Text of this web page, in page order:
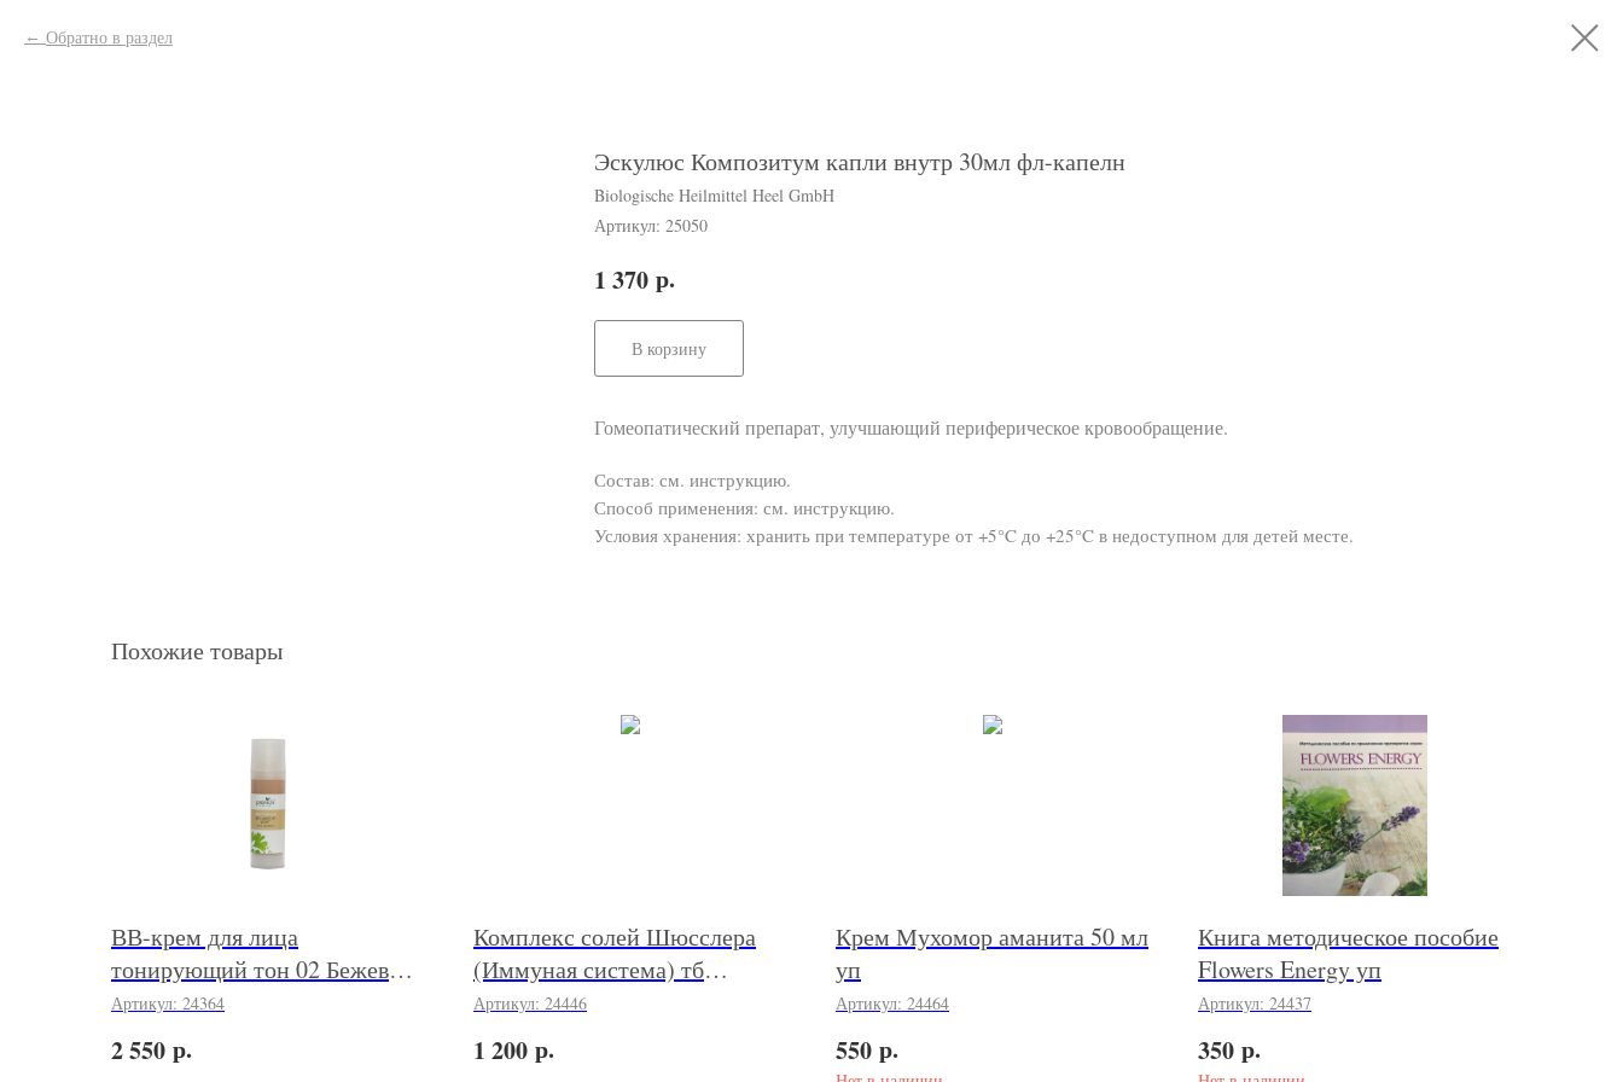
Обратно в раздел
Эскулюс Композитум капли внутр 30мл фл-капелн
Biologische Heilmittel Heel GmbH
Артикул: 25050
1 370 р.
В корзину
Гомеопатический препарат, улучшающий периферическое кровообращение.
Состав: см. инструкцию.
Способ применения: см. инструкцию.
Условия хранения: хранить при температуре от +5°C до +25°C в недоступном для детей месте.
Похожие товары
ВВ-крем для лица
тонирующий тон 02 Бежевый
(Bio Make-Up Light) 30 мл
Артикул: 24364
2 550 р.
Комплекс солей Шюсслера
(Иммуная система) тб
гомеопат №200 уп
Артикул: 24446
1 200 р.
Крем Мухомор аманита 50 мл
уп
Артикул: 24464
550 р.
Книга методическое пособие
Flowers Energy уп
Артикул: 24437
350 р.